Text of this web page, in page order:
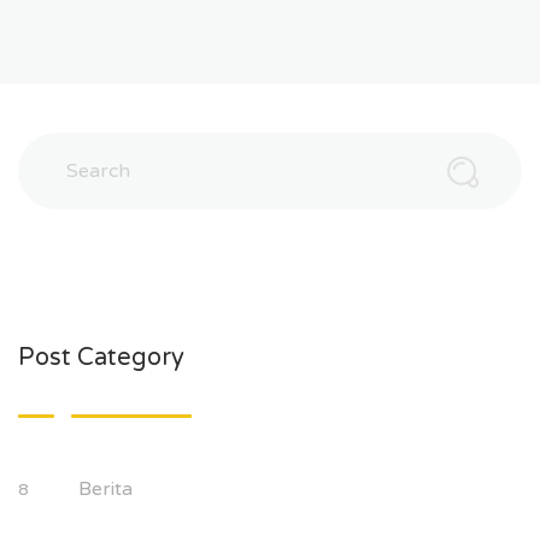
Post Category
8 Berita